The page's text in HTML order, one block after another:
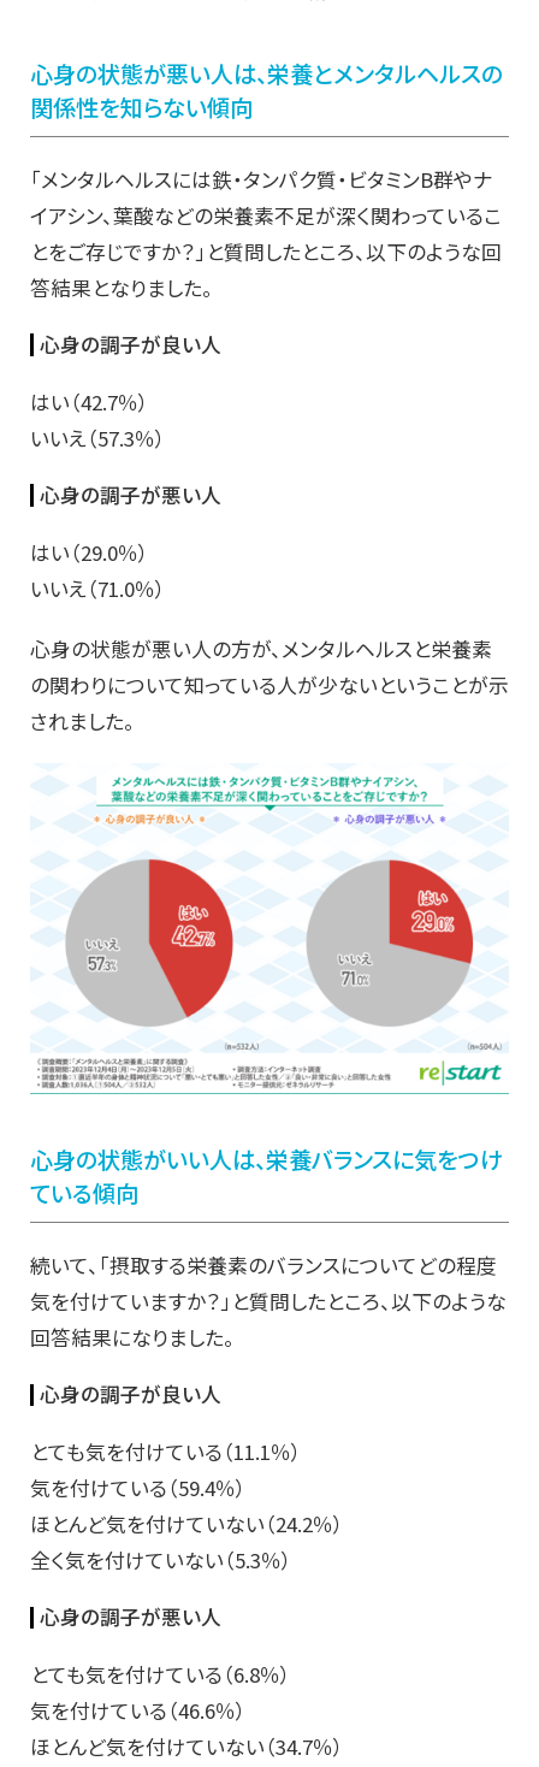
心身の状態が悪い人は、栄養とメンタルヘルスの
関係性を知らない傾向
「メンタルヘルスには鉄・タンパク質・ビタミンB群やナ
イアシン、葉酸などの栄養素不足が深く関わっているこ
とをご存じですか？」と質問したところ、以下のような回
答結果となりました。
心身の調子が良い人
はい（42.7％）
いいえ（57.3％）
心身の調子が悪い人
はい（29.0％）
いいえ（71.0％）
心身の状態が悪い人の方が、メンタルヘルスと栄養素
の関わりについて知っている人が少ないということが示
されました。
心身の状態がいい人は、栄養バランスに気をつけ
ている傾向
続いて、「摂取する栄養素のバランスについてどの程度
気を付けていますか？」と質問したところ、以下のような
回答結果になりました。
心身の調子が良い人
とても気を付けている（11.1％）
気を付けている（59.4％）
ほとんど気を付けていない（24.2％）
全く気を付けていない（5.3％）
心身の調子が悪い人
とても気を付けている（6.8％）
気を付けている（46.6％）
ほとんど気を付けていない（34.7％）